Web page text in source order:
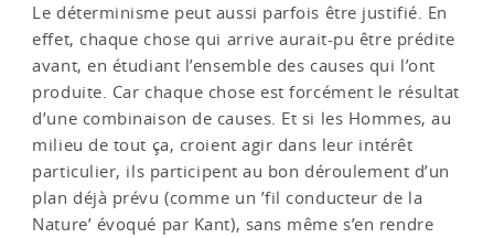
Le déterminisme peut aussi parfois être justifié. En
effet, chaque chose qui arrive aurait-pu être prédite
avant, en étudiant l’ensemble des causes qui l’ont
produite. Car chaque chose est forcément le résultat
d’une combinaison de causes. Et si les Hommes, au
milieu de tout ça, croient agir dans leur intérêt
particulier, ils participent au bon déroulement d’un
plan déjà prévu (comme un ’fil conducteur de la
Nature’ évoqué par Kant), sans même s’en rendre